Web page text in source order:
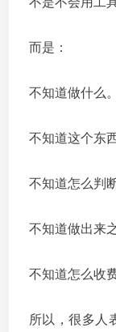
而是：
不知道做什么。
不知道这个东
不知道怎么判
不知道做出来
不知道怎么收费
所以，很多人